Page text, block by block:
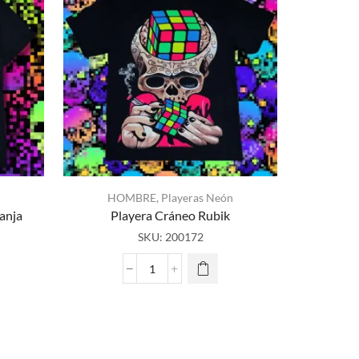
HOMBRE, Playeras Neón
Playera Cráneo Rubik
SKU: 200172
Playera